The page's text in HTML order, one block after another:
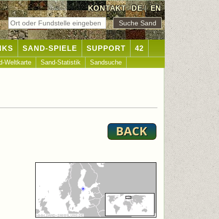
KONTAKT DE|EN
SAND-SPIELE SUPPORT 42
Weltkarte Sand-Statistik Sandsuche